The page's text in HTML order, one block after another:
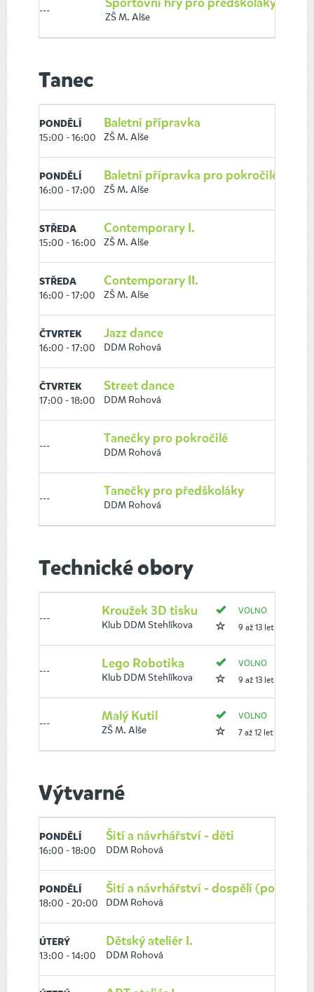
---
Sportovní hry pro předškoláky
ZŠ M. Alše
Tanec
PONDĚLÍ
15:00 - 16:00
Baletní přípravka
ZŠ M. Alše
PONDĚLÍ
16:00 - 17:00
Baletní přípravka pro pokročilé
ZŠ M. Alše
STŘEDA
15:00 - 16:00
Contemporary I.
ZŠ M. Alše
STŘEDA
16:00 - 17:00
Contemporary II.
ZŠ M. Alše
ČTVRTEK
16:00 - 17:00
Jazz dance
DDM Rohová
ČTVRTEK
17:00 - 18:00
Street dance
DDM Rohová
---
Tanečky pro pokročilé
DDM Rohová
---
Tanečky pro předškoláky
DDM Rohová
Technické obory
---
Kroužek 3D tisku
Klub DDM Stehlíkova
VOLNO
9 až 13 let
---
Lego Robotika
Klub DDM Stehlíkova
VOLNO
9 až 13 let
---
Malý Kutil
ZŠ M. Alše
VOLNO
7 až 12 let
Výtvarné
PONDĚLÍ
16:00 - 18:00
Šití a návrhářství - děti
DDM Rohová
PONDĚLÍ
18:00 - 20:00
Šití a návrhářství - dospělí
DDM Rohová
ÚTERÝ
13:00 - 14:00
Dětský ateliér I.
DDM Rohová